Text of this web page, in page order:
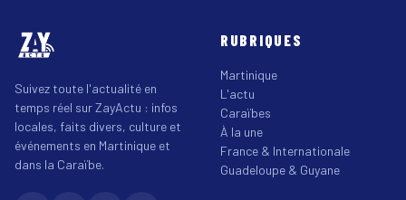
Suivez toute l'actualité en
temps réel sur ZayActu : infos
locales, faits divers, culture et
événements en Martinique et
dans la Caraïbe.
RUBRIQUES
Martinique
L'actu
Caraïbes
À la une
France & Internationale
Guadeloupe & Guyane